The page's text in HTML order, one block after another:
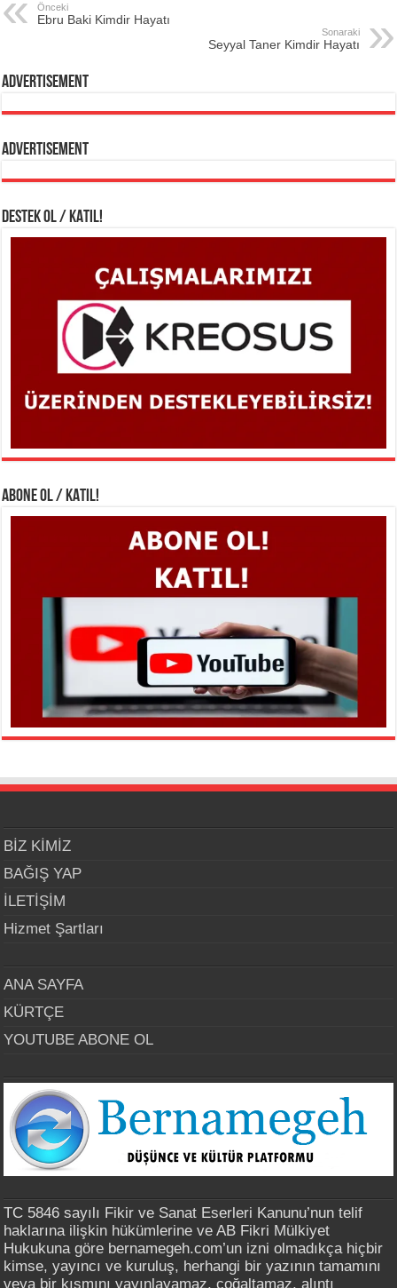
Önceki
Ebru Baki Kimdir Hayatı
Sonaraki
Seyyal Taner Kimdir Hayatı
Advertisement
Advertisement
DESTEK OL / KATIL!
ABONE OL / KATIL!
BİZ KİMİZ
BAĞIŞ YAP
İLETİŞİM
Hizmet Şartları
ANA SAYFA
KÜRTÇE
YOUTUBE ABONE OL
TC 5846 sayılı Fikir ve Sanat Eserleri Kanunu’nun telif
haklarına ilişkin hükümlerine ve AB Fikri Mülkiyet
Hukukuna göre bernamegeh.com’un izni olmadıkça hiçbir
kimse, yayıncı ve kuruluş, herhangi bir yazının tamamını
veya bir kısmını yayınlayamaz, çoğaltamaz, alıntı